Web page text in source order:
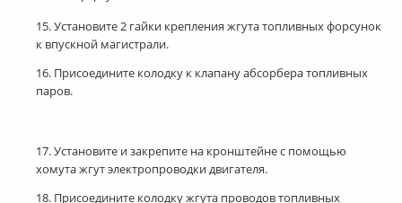
15. Установите 2 гайки крепления жгута топливных форсунок
к впускной магистрали.
16. Присоедините колодку к клапану абсорбера топливных
паров.
17. Установите и закрепите на кронштейне с помощью
хомута жгут электропроводки двигателя.
18. Присоедините колодку жгута проводов топливных